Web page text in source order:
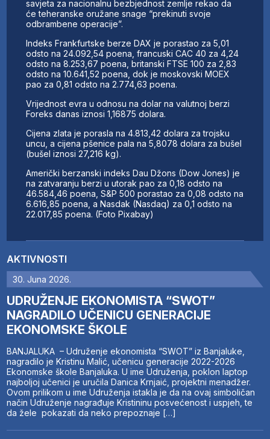
AKTIVNOSTI
30. Juna 2026.
UDRUŽENJE EKONOMISTA “SWOT”
NAGRADILO UČENICU GENERACIJE
EKONOMSKE ŠKOLE
BANJALUKA – Udruženje ekonomista “SWOT” iz Banjaluke,
nagradilo je Kristinu Malić, učenicu generacije 2022-2026
Ekonomske škole Banjaluka. U ime Udruženja, poklon laptop
najboljoj učenici je uručila Danica Krnjaić, projektni menadžer.
Ovom prilikom u ime Udruženja istakla je da na ovaj simboličan
način Udruženje nagrađuje Kristininu posvećenost i uspjeh, te
da žele pokazati da neko prepoznaje […]
savjeta za nacionalnu bezbjednost zemlje rekao da
će teheranske oružane snage “prekinuti svoje
odbrambene operacije”.
Indeks Frankfurtske berze DAX je porastao za 5,01
odsto na 24.092,54 poena, francuski CAC 40 za 4,24
odsto na 8.253,67 poena, britanski FTSE 100 za 2,83
odsto na 10.641,52 poena, dok je moskovski MOEX
pao za 0,81 odsto na 2.774,63 poena.
Vrijednost evra u odnosu na dolar na valutnoj berzi
Foreks danas iznosi 1,16875 dolara.
Cijena zlata je porasla na 4.813,42 dolara za trojsku
uncu, a cijena pšenice pala na 5,8078 dolara za bušel
(bušel iznosi 27,216 kg).
Američki berzanski indeks Dau Džons (Dow Jones) je
na zatvaranju berzi u utorak pao za 0,18 odsto na
46.584,46 poena, S&P 500 porastao za 0,08 odsto na
6.616,85 poena, a Nasdak (Nasdaq) za 0,1 odsto na
22.017,85 poena. (Foto Pixabay)